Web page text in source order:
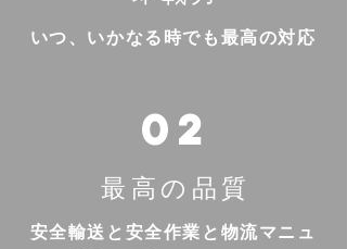
いつ、いかなる時でも最高の対応
02
最高の品質
安全輸送と安全作業と物流マニュ